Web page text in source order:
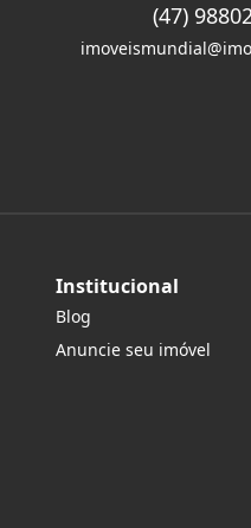
(47)
Institucional
Blog
Anuncie seu imóvel